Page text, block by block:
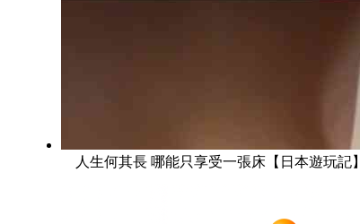
人生何其長 哪能只享受一張床【日本遊玩記】